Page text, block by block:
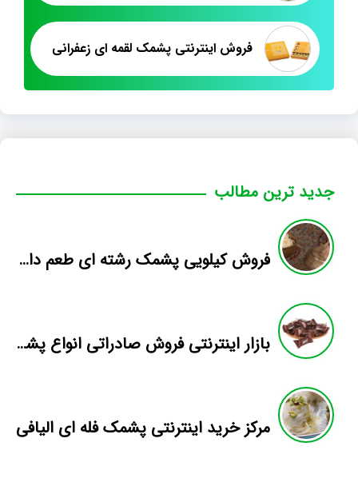
فروش اینترنتی پشمک لقمه ای زعفرانی
جدید ترین مطالب
فروش کیلویی پشمک رشته ای طعم دار میوه
بازار اینترنتی فروش صادراتی انواع پشمک الیافی/شکلاتی
مرکز خرید اینترنتی پشمک فله ای الیافی